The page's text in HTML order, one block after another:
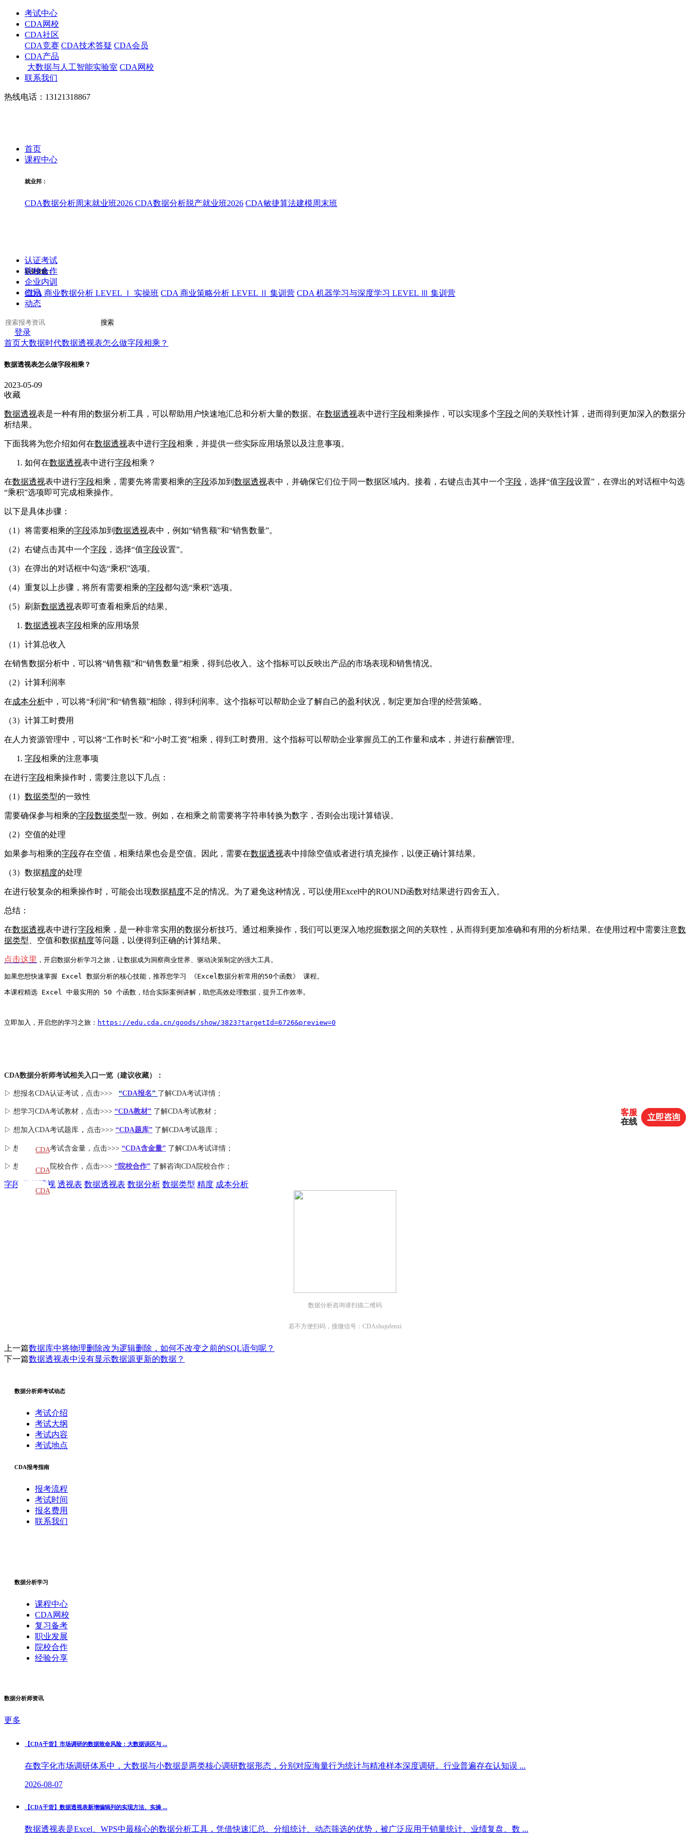
考试中心
CDA网校
CDA社区
CDA竞赛 CDA技术答疑 CDA会员
CDA产品
大数据与人工智能实验室 CDA网校
联系我们
热线电话：13121318867
首页
课程中心
就业邦：
CDA数据分析周末就业班2026 CDA数据分析脱产就业班2026 CDA敏捷算法建模周末班
职业技能：
CDA 商业数据分析 LEVEL Ⅰ 实操班 CDA 商业策略分析 LEVEL Ⅱ 集训营 CDA 机器学习与深度学习 LEVEL Ⅲ 集训营
认证考试
院校合作
企业内训
资讯
动态
搜索
登录
首页大数据时代数据透视表怎么做字段相乘？
数据透视表怎么做字段相乘？
2023-05-09
收藏
数据透视表是一种有用的数据分析工具，可以帮助用户快速地汇总和分析大量的数据。在数据透视表中进行字段相乘操作，可以实现多个字段之间的关联性计算，进而得到更加深入的数据分
析结果。
下面我将为您介绍如何在数据透视表中进行字段相乘，并提供一些实际应用场景以及注意事项。
如何在数据透视表中进行字段相乘？
在数据透视表中进行字段相乘，需要先将需要相乘的字段添加到 数据透视表中，并确保它们位于同一数据区域内。接着，右键点击其中一个字段 ，选择“值字段设置”，在弹出的对话框中勾选
“乘积”选项即可完成相乘操作。
以下是具体步骤：
（1）将需要相乘的字段添加到 数据透视表中，例如“销售额”和“销售数量”。
（2）右键点击其中一个字段 ，选择“值字段设置”。
（3）在弹出的对话框中勾选“乘积”选项。
（4）重复以上步骤，将所有需要相乘的字段都勾选“乘积”选项。
（5）刷新数据透视表即可查看相乘后的结果。
数据透视表字段相乘的应用场景
（1）计算总收入
在销售数据分析中，可以将“销售额”和“销售数量”相乘，得到总收入。这个指标可以反映出产品的市场表现和销售情况。
（2）计算利润率
在成本分析中，可以将“利润”和“销售额”相除，得到利润率。这个指标可以帮助企业了解自己的盈利状况，制定更加合理的经营策略。
（3）计算工时费用
在人力资源管理中，可以将“工作时长”和“小时工资”相乘，得到工时费用。这个指标可以帮助企业掌握员工的工作量和成本，并进行薪酬管理。
字段相乘的注意事项
在进行字段相乘操作时，需要注意以下几点：
（1） 数据类型的一致性
需要确保参与相乘的字段数据类型一致。例如，在相乘之前需要将字符串转换为数字，否则会出现计算错误。
（2）空值的处理
如果参与相乘的字段存在空值，相乘结果也会是空值。因此，需要在数据透视表中排除空值或者进行填充操作，以便正确计算结果。
（3）数据精度的处理
在进行较复杂的相乘操作时，可能会出现数据精度不足的情况。为了避免这种情况，可以使用Excel中的ROUND函数对结果进行四舍五入。
总结：
在数据透视表中进行字段相乘，是一种非常实用的数据分析技巧。通过相乘操作，我们可以更深入地挖掘数据之间的关联性，从而得到更加准确和有用的分析结果。在使用过程中需要注意数
据类型 、空值和数据精度等问题，以便得到正确的计算结果。
点击这里 ，开启数据分析学习之旅，让数据成为洞察商业世界、驱动决策制定的强大工具。
如果您想快速掌握 Excel 数据分析的核心技能，推荐您学习 《Excel数据分析常用的50个函数》 课程。
本课程精选 Excel 中最实用的 50 个函数，结合实际案例讲解，助您高效处理数据，提升工作效率。
立即加入，开启您的学习之旅： https://edu.cda.cn/goods/show/3823?targetId=6726&preview=0
CDA数据分析师考试相关入口一览（建议收藏）：
▷ 想报名CDA认证考试，点击>>> “CDA报名” 了解CDA考试详情；
▷ 想学习CDA考试教材，点击>>> “CDA教材” 了解CDA考试教材；
▷ 想加入CDA考试题库 ， 点击>>> “CDA题库” 了解CDA考试题库；
▷ 想了解CDA考试含金量 ，点击>>> “CDA含金量” 了解CDA考试详情；
▷ 想了解CDA院校合作 ，点击>>> “院校合作” 了解咨询CDA院校合作；
字段 数据透视 透视表 数据透视表 数据分析 数据类型 精度 成本分析
数据分析咨询请扫描二维码
若不方便扫码，搜微信号：CDAshujufenxi
上一篇数据库中将物理删除改为逻辑删除，如何不改变之前的SQL语句呢？
下一篇数据透视表中没有显示数据源更新的数据？
数据分析师考试动态
考试介绍
考试大纲
考试内容
考试地点
CDA报考指南
报考流程
考试时间
报名费用
联系我们
数据分析学习
课程中心
CDA网校
复习备考
职业发展
院校合作
经验分享
数据分析师资讯
更多
【CDA干货】市场调研的数据致命风险：大数据误区与 ...
在数字化市场调研体系中，大数据与小数据是两类核心调研数据形态，分别对应海量行为统计与精准样本深度调研。行业普遍存在认知误 ...
2026-08-07
【CDA干货】数据透视表新增编辑列的实现方法、实操 ...
数据透视表是Excel、WPS中最核心的数据分析工具，凭借快速汇总、分组统计、动态筛选的优势，被广泛应用于销量统计、业绩复盘、数 ...
CDA
教材
CDA
题库
CDA
客服
在线
立即咨询
客服
在线
立即咨询